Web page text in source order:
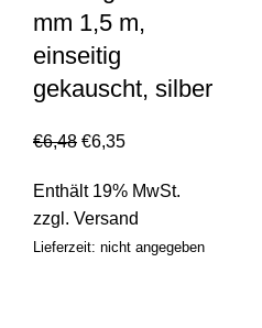
mm 1,5 m,
einseitig
gekauscht, silber
€6,48 €6,35
Enthält 19% MwSt.
zzgl. Versand
Lieferzeit: nicht angegeben